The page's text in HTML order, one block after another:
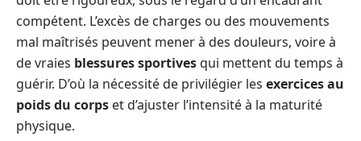
compétent. L’excès de charges ou des mouvements
mal maîtrisés peuvent mener à des douleurs, voire à
de vraies blessures sportivesqui mettent du temps à
guérir. D’où la nécessité de privilégier les exercices au
poids du corps et d’ajuster l’intensité à la maturité
physique.